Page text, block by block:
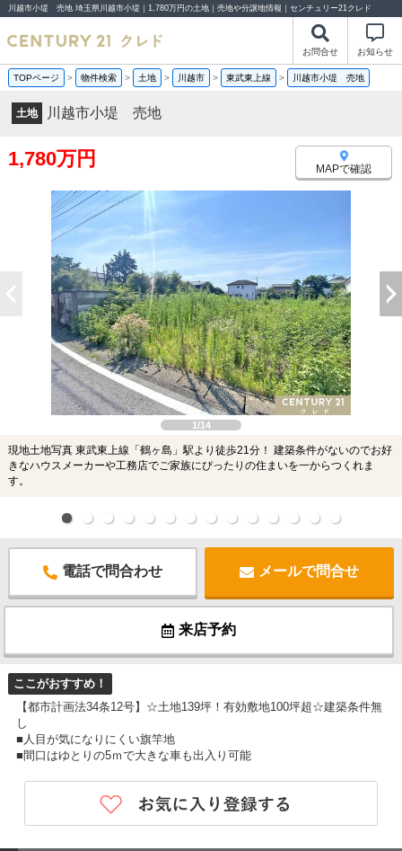
川越市小堤 売地 埼玉県川越市小堤｜1,780万円の土地｜売地や分譲地情報｜センチュリー21クレド
お問合せ お知らせ
TOPページ > 物件検索 > 土地 > 川越市 > 東武東上線 > 川越市小堤 売地
土地 川越市小堤 売地
1,780万円 MAPで確認
1/14
現地土地写真 東武東上線「鶴ヶ島」駅より徒歩21分！ 建築条件がないのでお好
きなハウスメーカーや工務店でご家族にぴったりの住まいを一からつくれま
す。
電話で問合わせ メールで問合せ
来店予約
ここがおすすめ！
【都市計画法34条12号】☆土地139坪！有効敷地100坪超☆建築条件無
し
■人目が気になりにくい旗竿地
■間口はゆとりの5ｍで大きな車も出入り可能